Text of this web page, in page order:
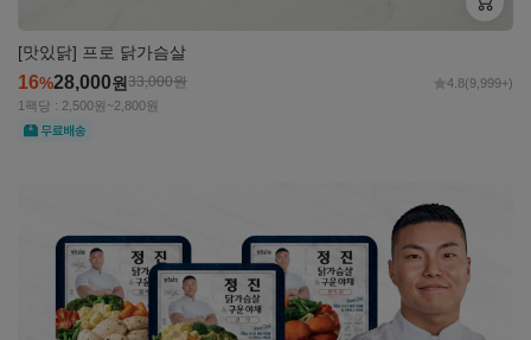
[맛있닭] 프로 닭가슴살
16%28,000원33,000원 4.8(9,999+)
1팩당 : 2,500원~2,800원
무료